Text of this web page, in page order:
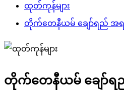
ထုတ်ကုန်များ
တိုက်တေနီယမ် ချော်ရည် အ
တိုက်တေနီယမ် ချော်